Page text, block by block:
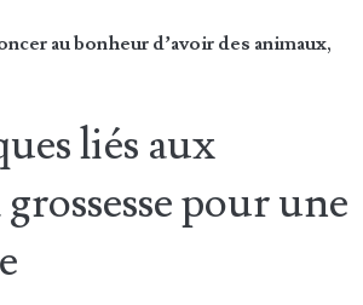
au bonheur d’avoir des animaux,
liés aux
pour une